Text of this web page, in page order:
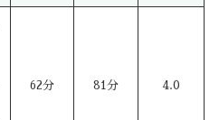
62分 81分 4.0